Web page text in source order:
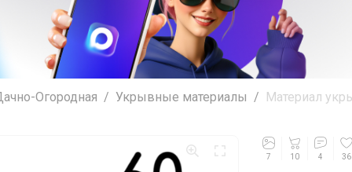
Огородная Укрывные материалы Материал
7 10 4 36